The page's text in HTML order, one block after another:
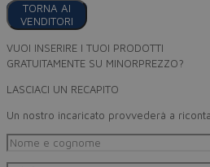
TORNA AI
VENDITORI
VUOI INSERIRE I TUOI PRODOTTI
GRATUITAMENTE SU MINORPREZZO?
LASCIACI UN RECAPITO
Un nostro incaricato provvederà a